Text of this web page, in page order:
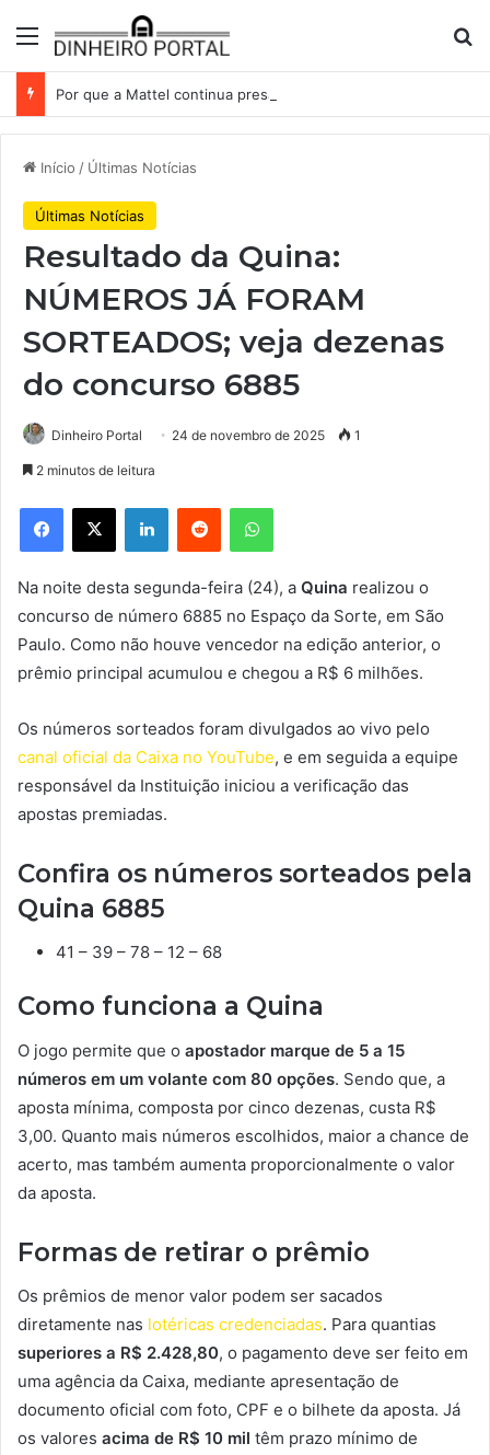
Menu
Início / Últimas Notícias
Últimas Notícias
Resultado da Quina:
NÚMEROS JÁ FORAM
SORTEADOS; veja dezenas
do concurso 6885
Dinheiro Portal 24 de novembro de 2025 1
2 minutos de leitura
Facebook
X LinkedinReddit WhatsApp
Na noite desta segunda-feira (24), a Quina realizou o
concurso de número 6885 no Espaço da Sorte, em São
Paulo. Como não houve vencedor na edição anterior, o
prêmio principal acumulou e chegou a R$ 6 milhões.
Os números sorteados foram divulgados ao vivo pelo
canal oficial da Caixa no YouTube, e em seguida a equipe
responsável da Instituição iniciou a verificação das
apostas premiadas.
Confira os números sorteados pela
Quina 6885
41 – 39 – 78 – 12 – 68
Como funciona a Quina
O jogo permite que o apostador marque de 5 a 15
números em um volante com 80 opções. Sendo que, a
aposta mínima, composta por cinco dezenas, custa R$
3,00. Quanto mais números escolhidos, maior a chance de
acerto, mas também aumenta proporcionalmente o valor
da aposta.
Formas de retirar o prêmio
Os prêmios de menor valor podem ser sacados
diretamente nas lotéricas credenciadas. Para quantias
superiores a R$ 2.428,80, o pagamento deve ser feito em
uma agência da Caixa, mediante apresentação de
documento oficial com foto, CPF e o bilhete da aposta. Já
os valores acima de R$ 10 mil têm prazo mínimo de